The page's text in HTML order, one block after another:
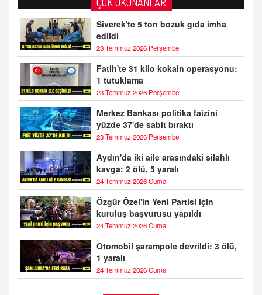
Siverek'te 5 ton bozuk gıda imha
edildi
23 Temmuz 2026 Perşembe
Fatih'te 31 kilo kokain operasyonu:
1 tutuklama
23 Temmuz 2026 Perşembe
Merkez Bankası politika faizini
yüzde 37'de sabit bıraktı
23 Temmuz 2026 Perşembe
Aydın'da iki aile arasındaki silahlı
kavga: 2 ölü, 5 yaralı
24 Temmuz 2026 Cuma
Özgür Özel'in Yeni Partisi için
kuruluş başvurusu yapıldı
24 Temmuz 2026 Cuma
Otomobil şarampole devrildi: 3 ölü,
1 yaralı
24 Temmuz 2026 Cuma